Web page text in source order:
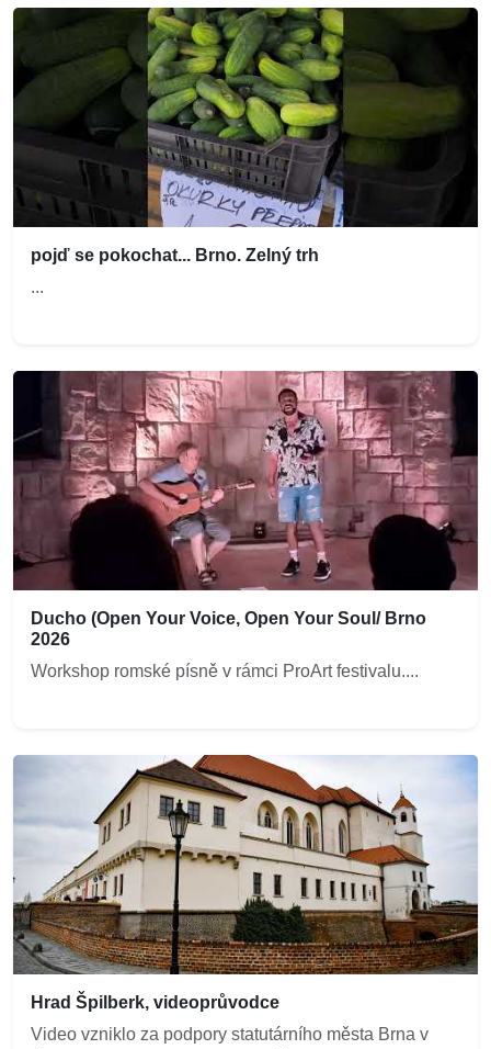
pojď se pokochat... Brno. Zelný trh
...
Ducho (Open Your Voice, Open Your Soul/ Brno
2026
Workshop romské písně v rámci ProArt festivalu....
Hrad Špilberk, videoprůvodce
Video vzniklo za podpory statutárního města Brna v